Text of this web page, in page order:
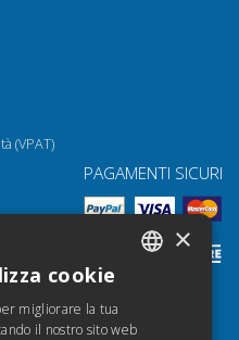
(VPAT)
PAGAMENTI SICURI
×
cookie
migliorare la tua
il nostro sito web